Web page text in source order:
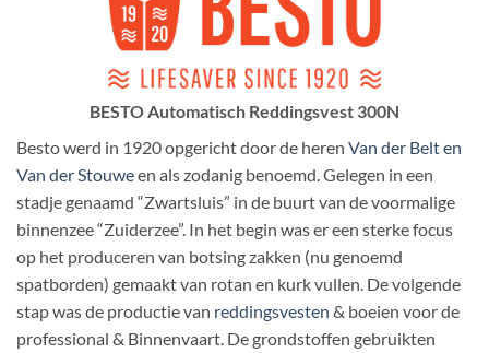
BESTO Automatisch Reddingsvest 300N
Besto werd in 1920 opgericht door de heren Van der Belt en
Van der Stouween als zodanig benoemd. Gelegen in een
stadje genaamd “Zwartsluis” in de buurt van de voormalige
binnenzee “Zuiderzee”. In het begin was er een sterke focus
op het produceren van botsing zakken (nu genoemd
spatborden) gemaakt van rotan en kurk vullen. De volgende
stap was de productie van reddingsvesten & boeien voor de
professional & Binnenvaart. De grondstoffen gebruikten